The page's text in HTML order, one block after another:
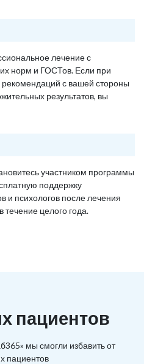
лечение с
норм и ГОСТов. Если при
с вашей стороны
результатов, вы
участником программы
поддержку
и психологов после лечения
течение целого года.
пациентов
мы смогли избавить от
пациентов